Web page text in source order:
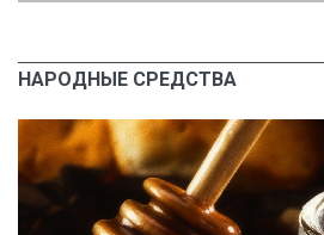
НАРОДНЫЕ СРЕДСТВА